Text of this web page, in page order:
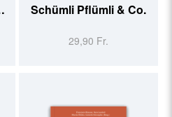
Schümli Pflümli & Co.
29,90 Fr.